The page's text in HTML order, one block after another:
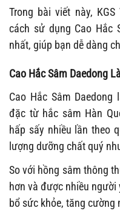
Trong bài viết này,
cách sử dụng Cao Hắc
nhất, giúp bạn dễ dàng
Cao Hắc Sâm Daedong
Cao Hắc Sâm
đặc từ hắc sâm Hàn
hấp sấy nhiều lần theo
lượng dưỡng chất quý
So với hồng sâm thông
hơn và được nhiều
bổ sức khỏe, tăng